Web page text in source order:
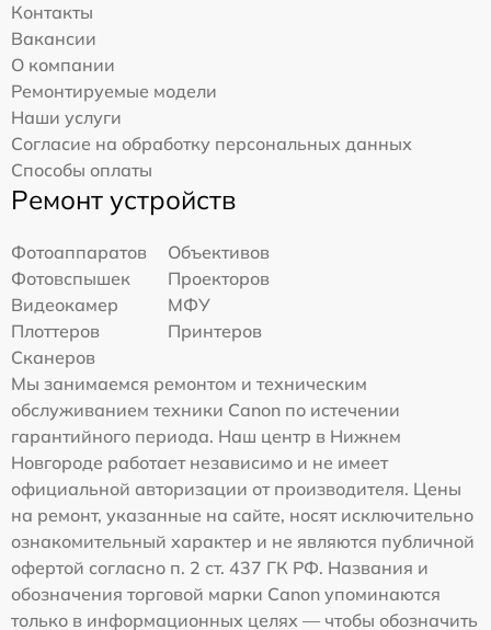
Контакты
Вакансии
О компании
Ремонтируемые модели
Наши услуги
Согласие на обработку персональных данных
Способы оплаты
Ремонт устройств
Фотоаппаратов
Объективов
Фотовспышек
Проекторов
Видеокамер
МФУ
Плоттеров
Принтеров
Сканеров
Мы занимаемся ремонтом и техническим
обслуживанием техники Canon по истечении
гарантийного периода. Наш центр в Нижнем
Новгороде работает независимо и не имеет
официальной авторизации от производителя. Цены
на ремонт, указанные на сайте, носят исключительно
ознакомительный характер и не являются публичной
офертой согласно п. 2 ст. 437 ГК РФ. Названия и
обозначения торговой марки Canon упоминаются
только в информационных целях — чтобы обозначить